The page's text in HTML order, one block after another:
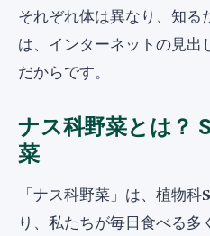
まとめ：ナス科野
ローチ
それぞれ体は異なり、知る
は、インターネットの見出
だからです。
ナス科野菜とは？
菜
「ナス科野菜」は、植物科
り、私たちが毎日食べる